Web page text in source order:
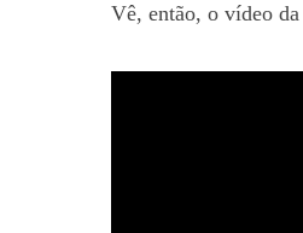
Vê, então, o vídeo